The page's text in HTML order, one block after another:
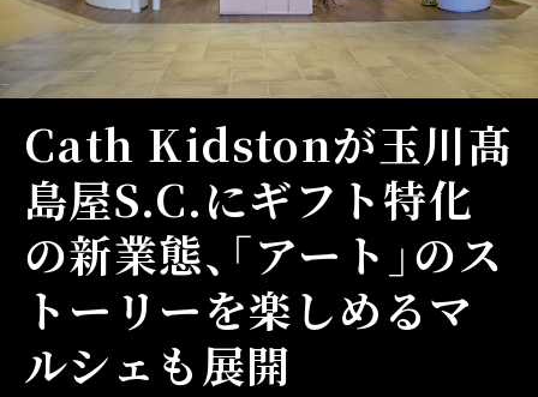
Cath Kidstonが玉川髙
島屋S.C.にギフト特化
の新業態、「アート」のス
トーリーを楽しめるマ
ルシェも展開